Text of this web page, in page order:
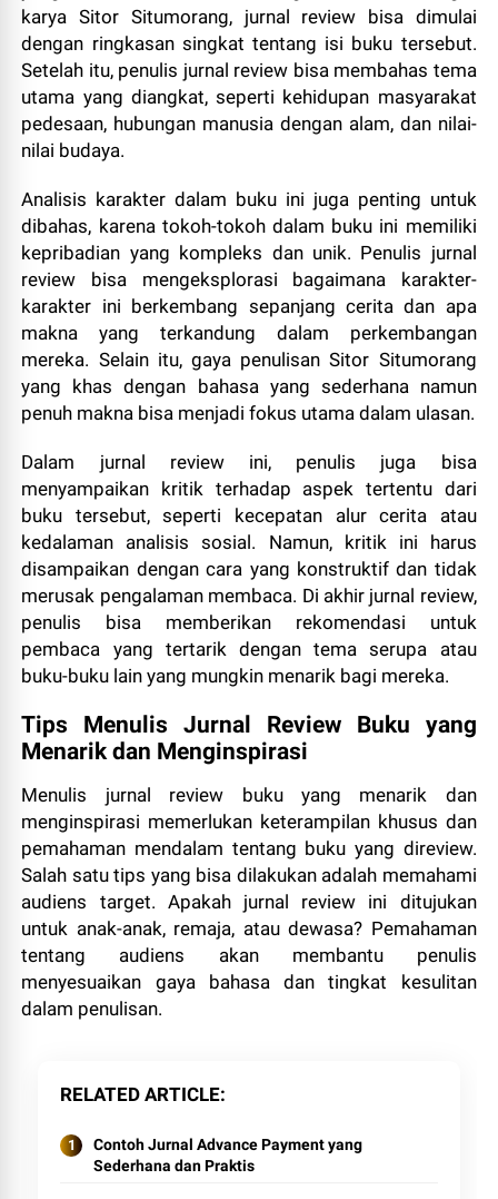
karya Sitor Situmorang, jurnal review bisa dimulai
dengan ringkasan singkat tentang isi buku tersebut.
Setelah itu, penulis jurnal review bisa membahas tema
utama yang diangkat, seperti kehidupan masyarakat
pedesaan, hubungan manusia dengan alam, dan nilai-
nilai budaya.
Analisis karakter dalam buku ini juga penting untuk
dibahas, karena tokoh-tokoh dalam buku ini memiliki
kepribadian yang kompleks dan unik. Penulis jurnal
review bisa mengeksplorasi bagaimana karakter-
karakter ini berkembang sepanjang cerita dan apa
makna yang terkandung dalam perkembangan
mereka. Selain itu, gaya penulisan Sitor Situmorang
yang khas dengan bahasa yang sederhana namun
penuh makna bisa menjadi fokus utama dalam ulasan.
Dalam jurnal review ini, penulis juga bisa
menyampaikan kritik terhadap aspek tertentu dari
buku tersebut, seperti kecepatan alur cerita atau
kedalaman analisis sosial. Namun, kritik ini harus
disampaikan dengan cara yang konstruktif dan tidak
merusak pengalaman membaca. Di akhir jurnal review,
penulis bisa memberikan rekomendasi untuk
pembaca yang tertarik dengan tema serupa atau
buku-buku lain yang mungkin menarik bagi mereka.
Tips Menulis Jurnal Review Buku yang
Menarik dan Menginspirasi
Menulis jurnal review buku yang menarik dan
menginspirasi memerlukan keterampilan khusus dan
pemahaman mendalam tentang buku yang direview.
Salah satu tips yang bisa dilakukan adalah memahami
audiens target. Apakah jurnal review ini ditujukan
untuk anak-anak, remaja, atau dewasa? Pemahaman
tentang audiens akan membantu penulis
menyesuaikan gaya bahasa dan tingkat kesulitan
dalam penulisan.
RELATED ARTICLE
Contoh Jurnal Advance Payment yang
Sederhana dan Praktis